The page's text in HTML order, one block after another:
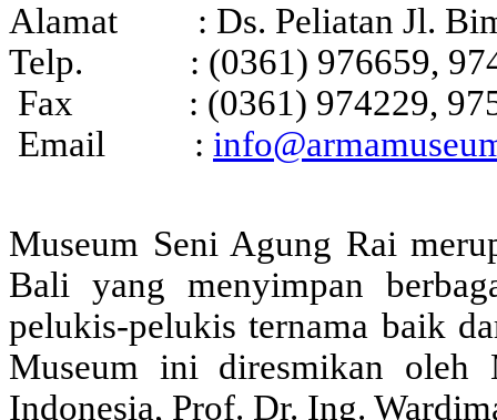
Alamat : Ds. Peliatan Jl.
Telp. : (0361) 976659,
Fax : (0361) 974229,
Email :
Museum Seni Agung Rai
Bali yang menyimpan
pelukis-pelukis ternama baik
Museum ini diresmikan oleh
Indonesia, Prof. Dr. Ing.